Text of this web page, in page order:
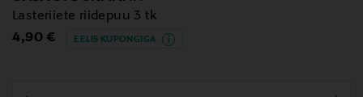
Lasteriiete riidepuu 3 tk
Original Price
4,90 € EELIS KUPONGIGA